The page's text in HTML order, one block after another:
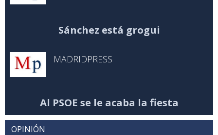
Sánchez está grogui
MADRIDPRESS
Al PSOE se le acaba la fiesta
OPINIÓN